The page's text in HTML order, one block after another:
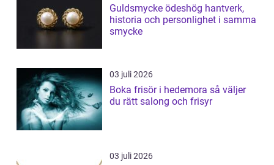
Guldsmycke ödeshög hantverk,
historia och personlighet i samma
smycke
03 juli 2026
Boka frisör i hedemora så väljer
du rätt salong och frisyr
03 juli 2026